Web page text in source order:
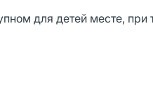
для детей месте, при